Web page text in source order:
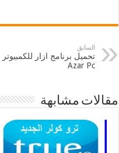
السابق
Azar Pc
مقالات مشابهة